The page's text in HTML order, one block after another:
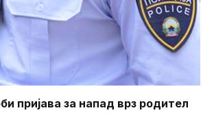
пријава за напад врз родител